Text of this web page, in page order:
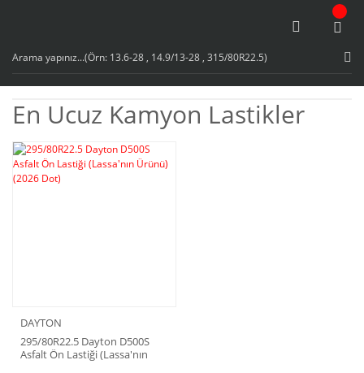
En Ucuz Kamyon Lastikler
DAYTON
295/80R22.5 Dayton D500S
Asfalt Ön Lastiği (Lassa'nın